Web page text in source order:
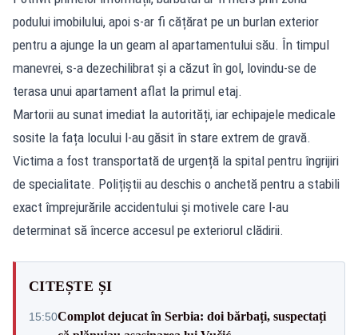
podului imobilului, apoi s-ar fi cățărat pe un burlan exterior
pentru a ajunge la un geam al apartamentului său. În timpul
manevrei, s-a dezechilibrat și a căzut în gol, lovindu-se de
terasa unui apartament aflat la primul etaj.
Martorii au sunat imediat la autorități, iar echipajele medicale
sosite la fața locului l-au găsit în stare extrem de gravă.
Victima a fost transportată de urgență la spital pentru îngrijiri
de specialitate. Polițiștii au deschis o anchetă pentru a stabili
exact împrejurările accidentului și motivele care l-au
determinat să încerce accesul pe exteriorul clădirii.
CITEȘTE ȘI
15:50Complot dejucat în Serbia: doi bărbați, suspectați